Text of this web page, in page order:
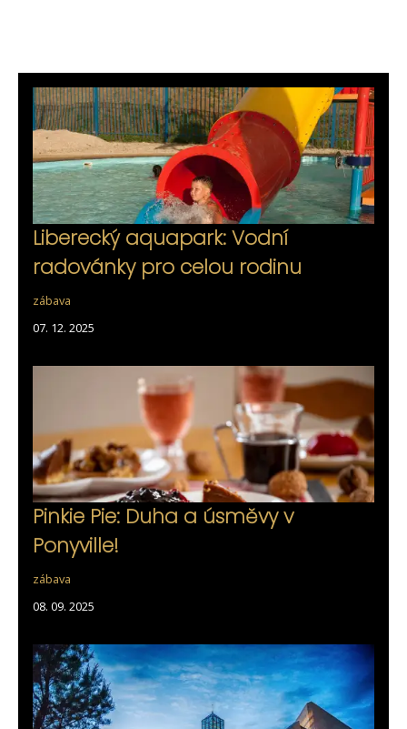
Liberecký aquapark: Vodní
radovánky pro celou rodinu
zábava
07. 12. 2025
Pinkie Pie: Duha a úsměvy v
Ponyville!
zábava
08. 09. 2025